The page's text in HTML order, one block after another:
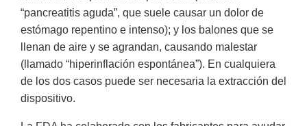
“pancreatitis aguda”, que suele causar un dolor de
estómago repentino e intenso); y los balones que se
llenan de aire y se agrandan, causando malestar
(llamado “hiperinflación espontánea”). En cualquiera
de los dos casos puede ser necesaria la extracción del
dispositivo.